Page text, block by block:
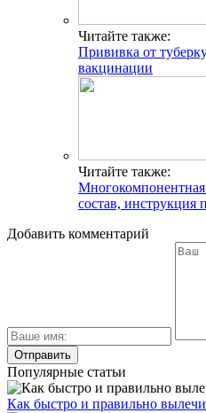
Читайте также:
Прививка от
вакцинации
Читайте также:
состав,
Добавить комментарий
Популярные статьи
Как быстро и правильно